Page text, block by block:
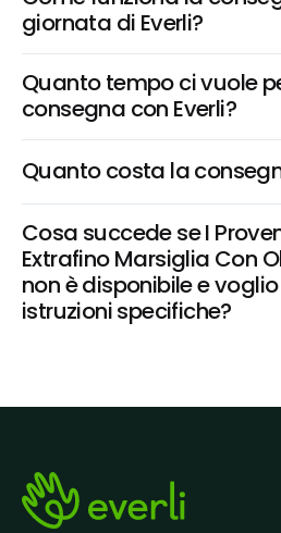
giornata di Everli?
Quanto tempo ci vuole
consegna con Everli?
Quanto costa la
Cosa succede se I
Extrafino Marsiglia Con
non è disponibile e
istruzioni specifiche?